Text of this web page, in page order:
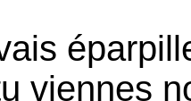
viennes